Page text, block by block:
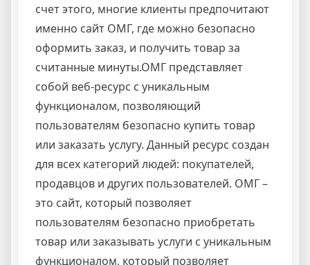
счет этого, многие клиенты предпочитают
именно сайт ОМГ, где можно безопасно
оформить заказ, и получить товар за
считанные минуты.ОМГ представляет
собой веб-ресурс с уникальным
функционалом, позволяющий
пользователям безопасно купить товар
или заказать услугу. Данный ресурс создан
для всех категорий людей: покупателей,
продавцов и других пользователей. ОМГ –
это сайт, который позволяет
пользователям безопасно приобретать
товар или заказывать услуги с уникальным
функционалом, который позволяет